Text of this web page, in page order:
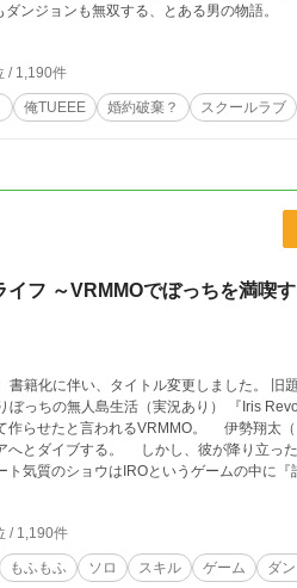
ジョンも無双する、とある男の物語。
/ 1,190件
俺TUEEE 婚約破棄？ スクールラブ
フ ～VRMMOでぼっちを満喫
書籍化に伴い、タイトル変更しました。 旧
伊勢翔太（ショウ）は限定オープンに当選し
へとダイブする。 しかし、彼が降り立っ
気質のショウはIROというゲームの中に
に入ったことでお互いに気づいた二人は、
て懐いた狼（？）のルピとともに、のんび
【登場人物】 伊勢翔太：ショウ … 高1。過度の
すぎる性格だが、実際は…… 香取鈴音：
/ 1,190件
もふもふ ソロ スキル ゲーム ダ